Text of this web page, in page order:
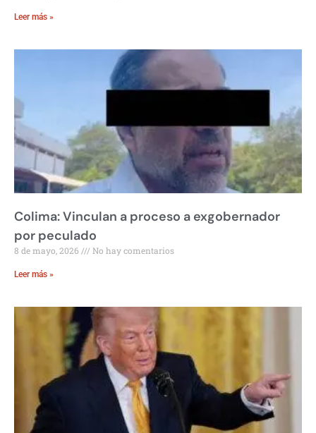
Leer más »
Colima: Vinculan a proceso a exgobernador
por peculado
8 de mayo, 2026 No hay comentarios
Leer más »